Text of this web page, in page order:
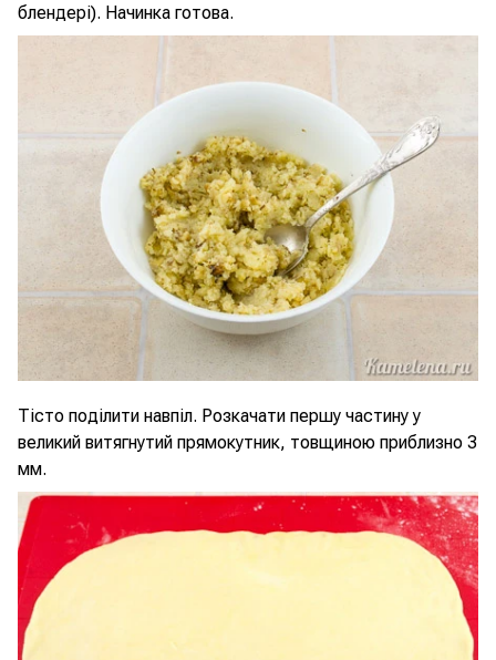
блендері). Начинка готова.
Тісто поділити навпіл. Розкачати першу частину у
великий витягнутий прямокутник, товщиною приблизно 3
мм.